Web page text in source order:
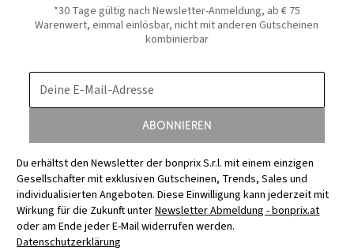
*30 Tage gültig nach Newsletter-Anmeldung, ab € 75
Warenwert, einmal einlösbar, nicht mit anderen Gutscheinen
kombinierbar
Deine E-Mail-Adresse
Abonnieren
Du erhältst den Newsletter der bonprix S.r.l. mit einem einzigen
Gesellschafter mit exklusiven Gutscheinen, Trends, Sales und
individualisierten Angeboten. Diese Einwilligung kann jederzeit mit
Wirkung für die Zukunft unterNewsletter Abmeldung - bonprix.at
oder am Ende jeder E-Mail widerrufen werden.
Datenschutzerklärung